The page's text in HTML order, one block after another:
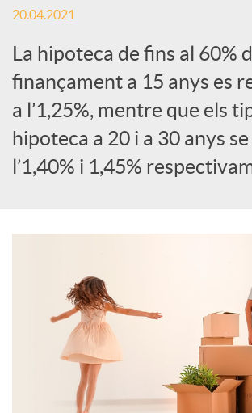
s
S
o
c
i
20.04.2021
La hipoteca de fins al 60%
finançament a 15 anys es
a l’1,25%, mentre que els
hipoteca a 20 i a 30 anys
l’1,40% i 1,45%